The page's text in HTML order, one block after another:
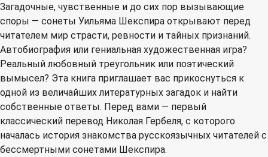
Загадочные, чувственные и до сих пор вызывающие
споры — сонеты Уильяма Шекспира открывают перед
читателем мир страсти, ревности и тайных признаний.
Автобиография или гениальная художественная игра?
Реальный любовный треугольник или поэтический
вымысел? Эта книга приглашает вас прикоснуться к
одной из величайших литературных загадок и найти
собственные ответы. Перед вами — первый
классический перевод Николая Гербеля, с которого
началась история знакомства русскоязычных читателей с
бессмертными сонетами Шекспира.